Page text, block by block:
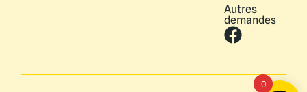
Autres
demandes
0